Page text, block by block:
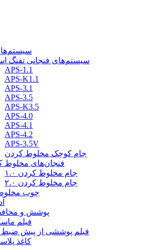
سیستم‌های فنجانی تفنگ
APS-1.1
APS-K1.1
APS-3.1
APS-3.5
APS-K3.5
APS-4.0
APS-4.1
APS-4.2
APS-3.5V
جام کوچک مخلوط کردن
فنجان‌های مخلوط
جام مخلوط کردن ۱.۰
جام مخلوط کردن ۲.۰
چوب
پوشش و
فیلم
فیلم پوششی از پیش
کاغذ